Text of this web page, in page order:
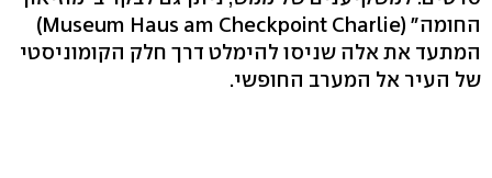
החומה" (Museum Haus am Checkpoint Charlie)
המתעד את אלה שניסו להימלט דרך חלק הקומוניסטי
של העיר אל המערב החופשי.